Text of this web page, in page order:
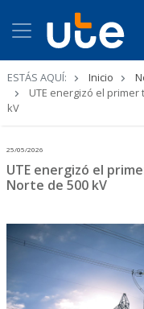
ESTÁS AQUÍ: Inicio
UTE energizó el
kV
25/05/2026
UTE energizó el
Norte de 500 kV